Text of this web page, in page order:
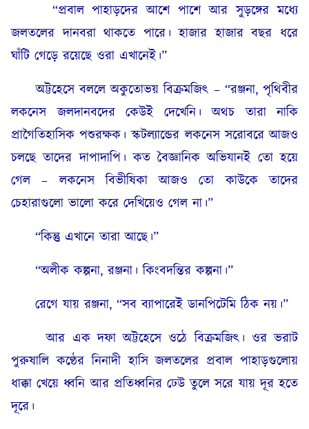
“প্রবাল পাহাড়দের আশে পাশে আর সুড়ঙ্গের মধ্যে
জলতলের দানবরা থাকতে পারে। হাজার হাজার বছর ধরে
ঘাঁটি গেড়ে রয়েছে ওরা এখানেই।”
অট্টহেসে বললে অকুতোভয় বিক্ৰমজিৎ – “রঞ্জনা, পৃথিবীর
লকনেস জলদানবদের কেউই দেখেনি। অথচ তারা নাকি
প্রাগৈতিহাসিক পশুরক্ষক। স্কটল্যান্ডের লকনেস সরোবরে আজও
চলছে তাদের দাপাদাপি। কত বৈজ্ঞানিক অভিযানই তো হয়ে
গেল – লকনেস বিভীষিকা আজও তো কাউকে তাদের
চেহারাগুলো ভালো করে দেখিয়েও গেল না।”
“কিন্তু এখানে তারা আছে।”
“অলীক কল্পনা, রঞ্জনা। কিংবদন্তির কল্পনা।”
রেগে যায় রঞ্জনা, “সব ব্যাপারেই ডানপিটেমি ঠিক নয়।”
আর এক দফা অট্টহেসে ওঠে বিক্ৰমজিৎ। ওর ভরাট
পুরুষালি কণ্ঠের নিনাদী হাসি জলতলের প্রবাল পাহাড়গুলোয়
ধাক্কা খেয়ে ধ্বনি আর প্রতিধ্বনির ঢেউ তুলে সরে যায় দূর হতে
দূরে।